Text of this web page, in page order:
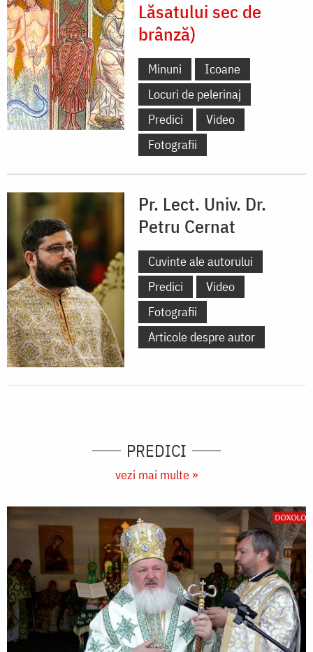
Lăsatului sec de
brânză)
Minuni
Icoane
Locuri de pelerinaj
Predici
Video
Fotografii
Pr. Lect. Univ. Dr.
Petru Cernat
Cuvinte ale autorului
Predici
Video
Fotografii
Articole despre autor
PREDICI
vezi mai multe »